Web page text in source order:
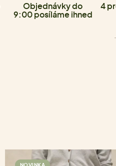
Objednávky do
9:00 posíláme ihned
4